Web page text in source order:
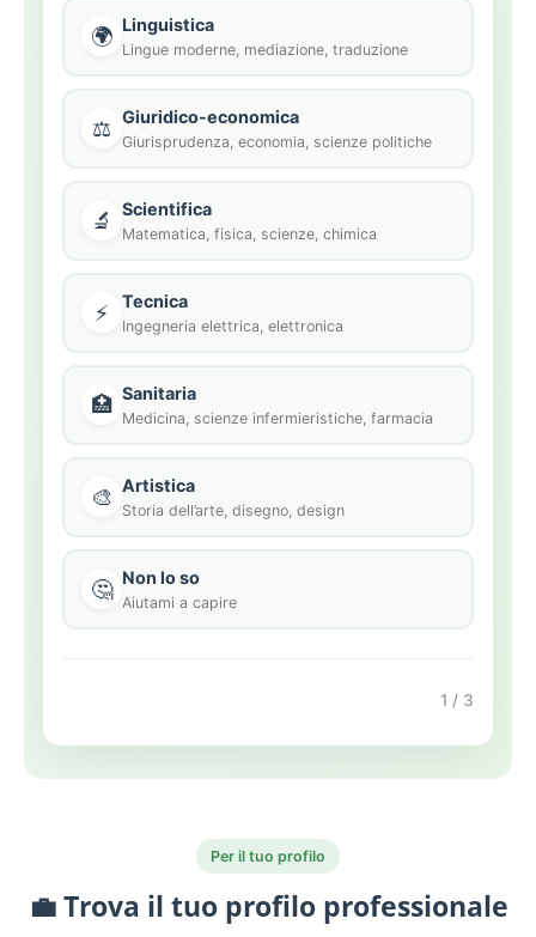
🌍 Linguistica
Lingue moderne, mediazione, traduzione
⚖️ Giuridico-economica
Giurisprudenza, economia, scienze politiche
🔬 Scientifica
Matematica, fisica, scienze, chimica
⚡ Tecnica
Ingegneria elettrica, elettronica
🏥 Sanitaria
Medicina, scienze infermieristiche, farmacia
🎨 Artistica
Storia dell’arte, disegno, design
🤔 Non lo so
Aiutami a capire
1 / 3
Per il tuo profilo
💼 Trova il tuo profilo professionale